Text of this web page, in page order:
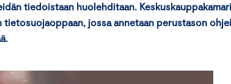
tiedoistaan huolehditaan.
jossa annetaan perustason